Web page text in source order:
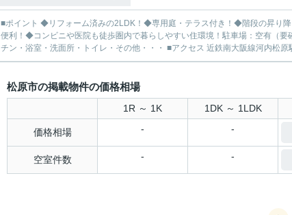
■ポイント ◆リフォーム済みの2LDK！◆専用庭・テラス付き！◆階段の昇り
便利！◆コンビニや医院も徒歩圏内で暮らしやすい住環境！駐車場：空有（
松原市の掲載物件の価格相場
1R ～ 1K 1DK ～ 1LDK
価格相場 - -
空室件数 - -